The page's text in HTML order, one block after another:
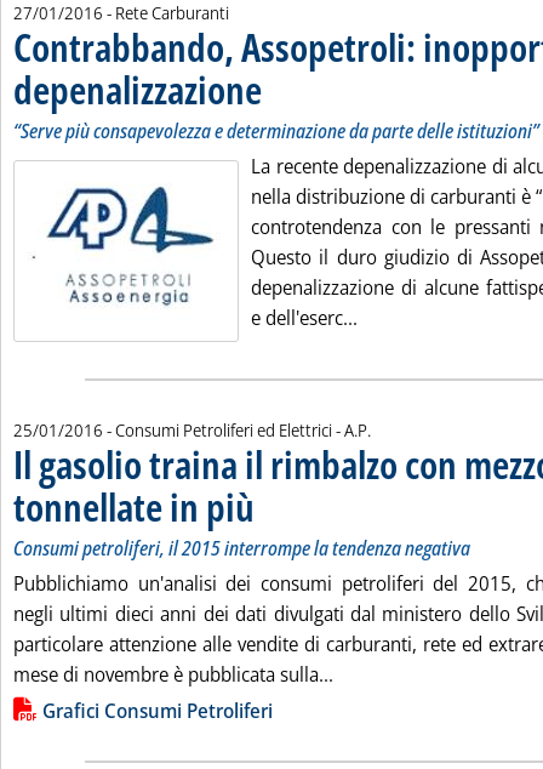
27/01/2016 - Rete Carburanti
Contrabbando, Assopetroli:
depenalizzazione . Sottotitolo: “Serve più consapevolezza e
. Pubblicata mercoledì 27 gennaio 2016 alle
“Serve più consapevolezza e determinazione da parte delle istituzioni”
La recente depenalizzazione di
nella distribuzione di carburanti è
controtendenza con le pressanti
Questo il duro giudizio di
depenalizzazione di alcune
e dell'eserc...
25/01/2016 - Consumi Petroliferi ed Elettrici -di:
A.P.
Il gasolio traina il rimbalzo con
tonnellate in più
Consumi petroliferi, il 2015 interrompe la tendenza negativa
Pubblichiamo un'analisi dei consumi petroliferi del 2015,
negli ultimi dieci anni dei dati divulgati dal ministero dello
particolare attenzione alle vendite di carburanti, rete ed
mese di novembre è pubblicata sulla...
Lista allegati PDF alla notizia
Grafici Consumi Petroliferi